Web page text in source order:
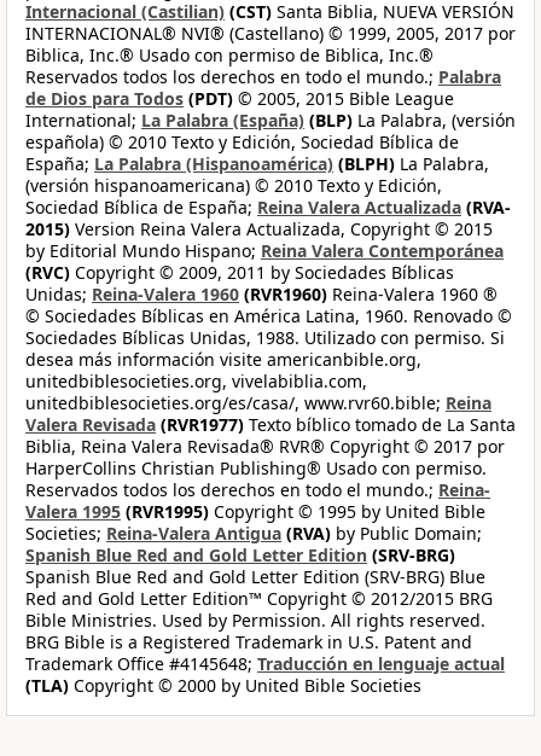
Internacional (Castilian) (CST) Santa Biblia, NUEVA VERSIÓN
INTERNACIONAL® NVI® (Castellano) © 1999, 2005, 2017 por
Biblica, Inc.® Usado con permiso de Biblica, Inc.®
Reservados todos los derechos en todo el mundo.; Palabra
de Dios para Todos (PDT) © 2005, 2015 Bible League
International; La Palabra (España) (BLP) La Palabra, (versión
española) © 2010 Texto y Edición, Sociedad Bíblica de
España; La Palabra (Hispanoamérica) (BLPH) La Palabra,
(versión hispanoamericana) © 2010 Texto y Edición,
Sociedad Bíblica de España; Reina Valera Actualizada (RVA-
2015) Version Reina Valera Actualizada, Copyright © 2015
by Editorial Mundo Hispano; Reina Valera Contemporánea
(RVC) Copyright © 2009, 2011 by Sociedades Bíblicas
Unidas; Reina-Valera 1960 (RVR1960) Reina-Valera 1960 ®
© Sociedades Bíblicas en América Latina, 1960. Renovado ©
Sociedades Bíblicas Unidas, 1988. Utilizado con permiso. Si
desea más información visite americanbible.org,
unitedbiblesocieties.org, vivelabiblia.com,
unitedbiblesocieties.org/es/casa/, www.rvr60.bible; Reina
Valera Revisada (RVR1977) Texto bíblico tomado de La Santa
Biblia, Reina Valera Revisada® RVR® Copyright © 2017 por
HarperCollins Christian Publishing® Usado con permiso.
Reservados todos los derechos en todo el mundo.; Reina-
Valera 1995 (RVR1995) Copyright © 1995 by United Bible
Societies; Reina-Valera Antigua (RVA) by Public Domain;
Spanish Blue Red and Gold Letter Edition (SRV-BRG)
Spanish Blue Red and Gold Letter Edition (SRV-BRG) Blue
Red and Gold Letter Edition™ Copyright © 2012/2015 BRG
Bible Ministries. Used by Permission. All rights reserved.
BRG Bible is a Registered Trademark in U.S. Patent and
Trademark Office #4145648; Traducción en lenguaje actual
(TLA) Copyright © 2000 by United Bible Societies